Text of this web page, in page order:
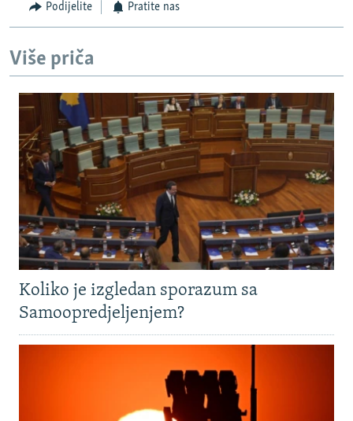
Podijelite Pratite nas
Više priča
Koliko je izgledan sporazum sa
Samoopredjeljenjem?